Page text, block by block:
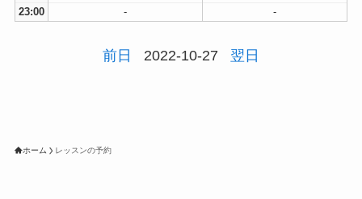
23:00
- -
前日 2022-10-27 翌日
ホーム レッスンの予約